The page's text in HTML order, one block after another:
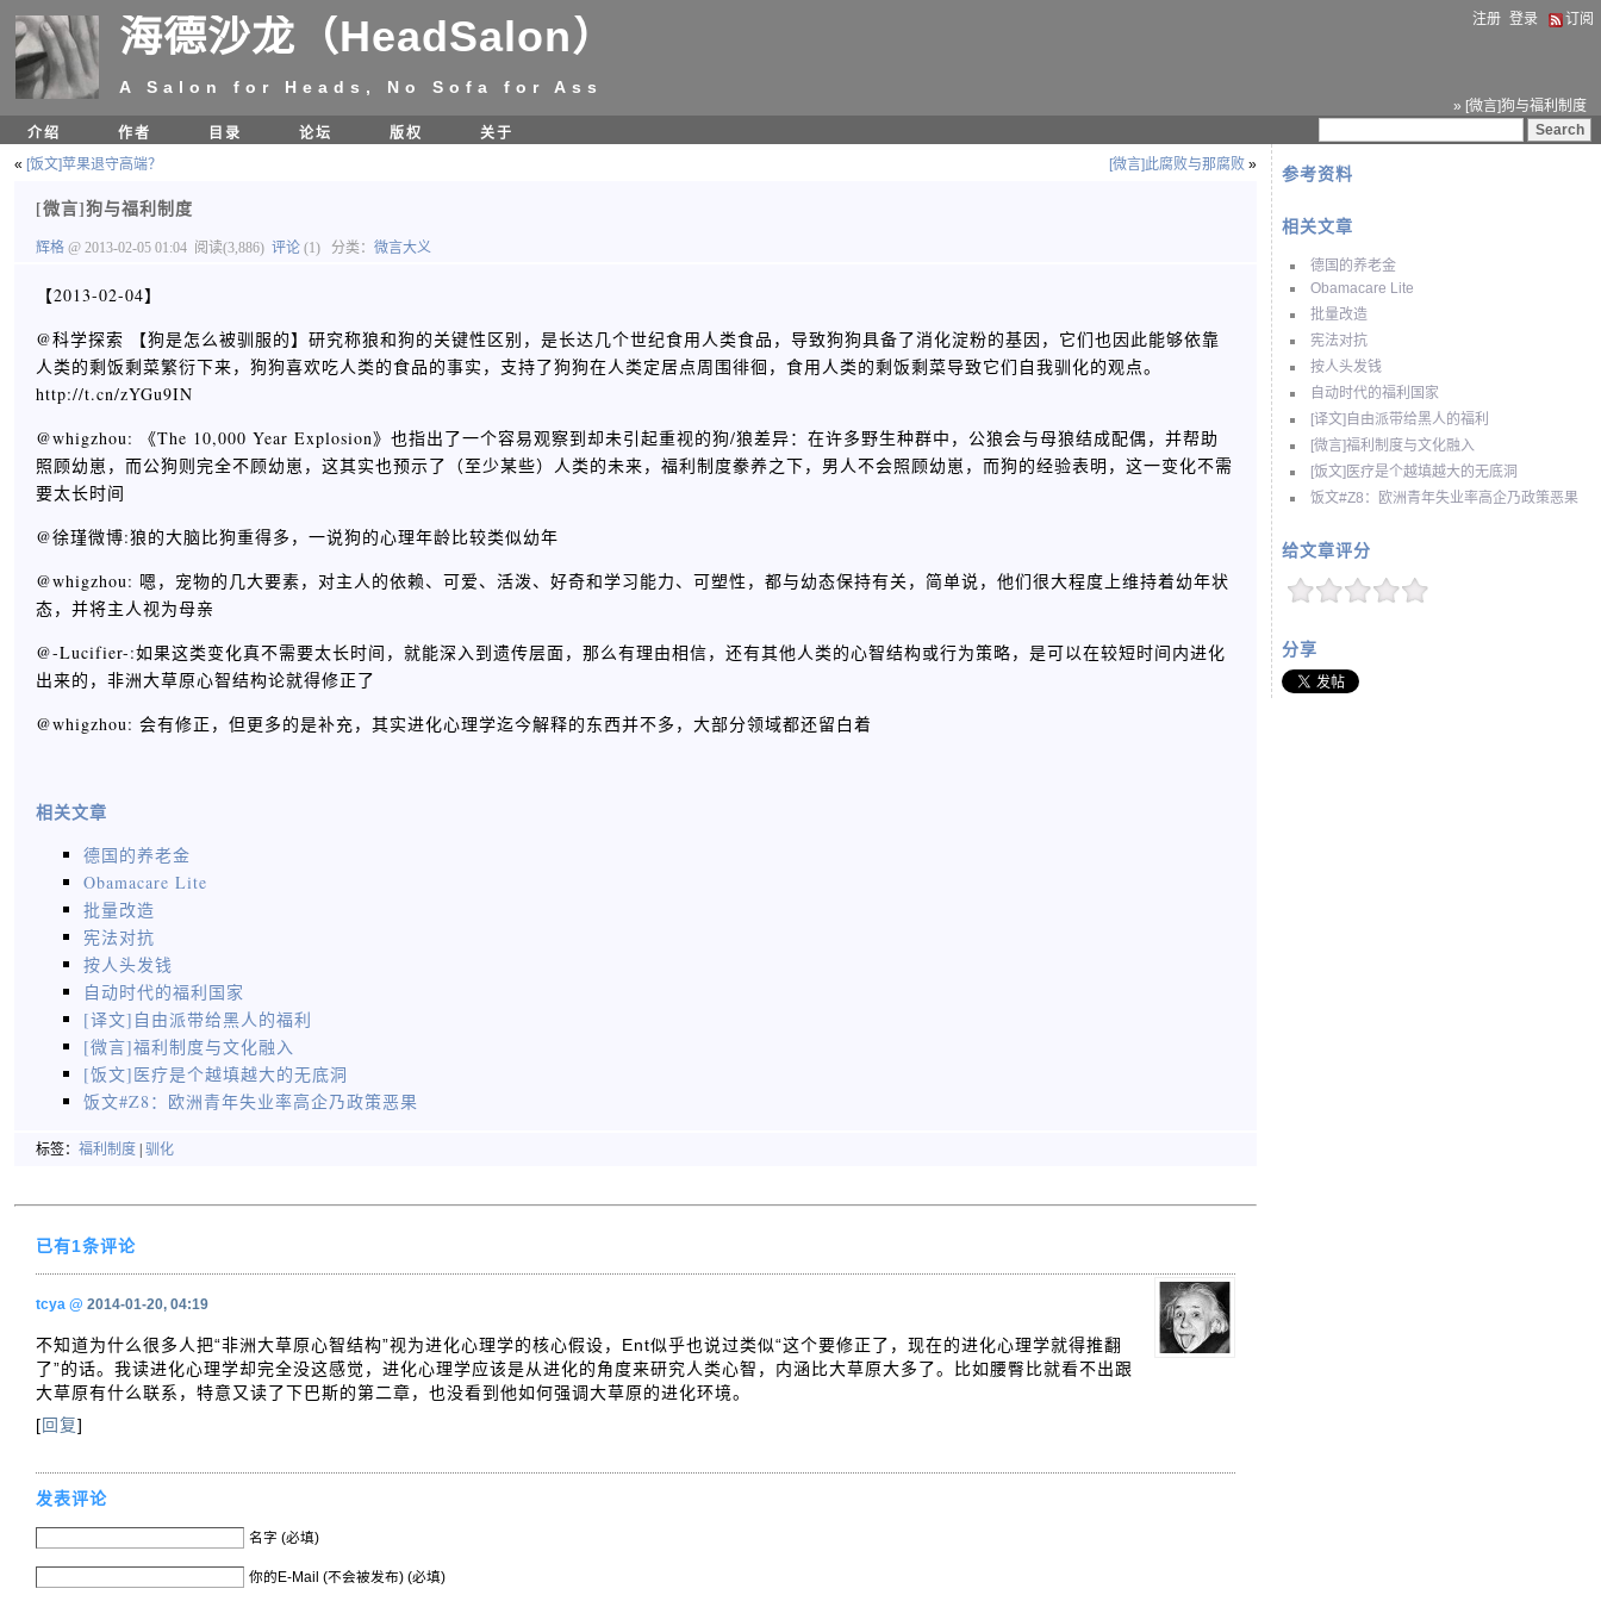
海德沙龙（HeadSalon）
A Salon for Heads, No Sofa for Ass
注册 登录 订阅
» [微言]狗与福利制度
介绍
作者 目录 论坛 版权 关于
参考资料
相关文章
德国的养老金
Obamacare Lite
批量改造
宪法对抗
按人头发钱
自动时代的福利国家
[译文]自由派带给黑人的福利
[微言]福利制度与文化融入
[饭文]医疗是个越填越大的无底洞
饭文#Z8：欧洲青年失业率高企乃政策恶果
给文章评分
分享
« [饭文]苹果退守高端？ [微言]此腐败与那腐败 »
[微言]狗与福利制度
辉格 @ 2013-02-05 01:04 阅读(3,886) 评论 (1) 分类： 微言大义
【2013-02-04】
@科学探索 【狗是怎么被驯服的】研究称狼和狗的关键性区别，是长达几个世纪食用人类食品，导致狗狗具备了消化淀粉的基因，它们也因此能够依靠
人类的剩饭剩菜繁衍下来，狗狗喜欢吃人类的食品的事实，支持了狗狗在人类定居点周围徘徊，食用人类的剩饭剩菜导致它们自我驯化的观点。
http://t.cn/zYGu9IN
@whigzhou: 《The 10,000 Year Explosion》也指出了一个容易观察到却未引起重视的狗/狼差异：在许多野生种群中，公狼会与母狼结成配偶，并帮助
照顾幼崽，而公狗则完全不顾幼崽，这其实也预示了（至少某些）人类的未来，福利制度豢养之下，男人不会照顾幼崽，而狗的经验表明，这一变化不需
要太长时间
@徐瑾微博:狼的大脑比狗重得多，一说狗的心理年龄比较类似幼年
@whigzhou: 嗯，宠物的几大要素，对主人的依赖、可爱、活泼、好奇和学习能力、可塑性，都与幼态保持有关，简单说，他们很大程度上维持着幼年状
态，并将主人视为母亲
@-Lucifier-:如果这类变化真不需要太长时间，就能深入到遗传层面，那么有理由相信，还有其他人类的心智结构或行为策略，是可以在较短时间内进化
出来的，非洲大草原心智结构论就得修正了
@whigzhou: 会有修正，但更多的是补充，其实进化心理学迄今解释的东西并不多，大部分领域都还留白着
相关文章
德国的养老金
Obamacare Lite
批量改造
宪法对抗
按人头发钱
自动时代的福利国家
[译文]自由派带给黑人的福利
[微言]福利制度与文化融入
[饭文]医疗是个越填越大的无底洞
饭文#Z8：欧洲青年失业率高企乃政策恶果
标签： 福利制度 驯化
已有1条评论
tcya @ 2014-01-20, 04:19
不知道为什么很多人把“非洲大草原心智结构”视为进化心理学的核心假设，Ent似乎也说过类似“这个要修正了，现在的进化心理学就得推翻
了”的话。我读进化心理学却完全没这感觉，进化心理学应该是从进化的角度来研究人类心智，内涵比大草原大多了。比如腰臀比就看不出跟
大草原有什么联系，特意又读了下巴斯的第二章，也没看到他如何强调大草原的进化环境。
[回复]
发表评论
名字 (必填)
你的E-Mail (不会被发布) (必填)